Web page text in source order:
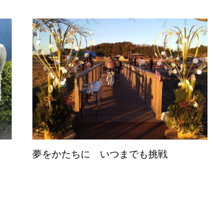
夢をかたちに いつまでも挑戦